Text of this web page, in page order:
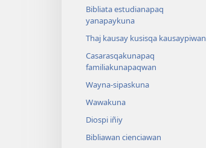
Bibliata estudianapaq
yanapaykuna
Thaj kausay kusisqa kausaypiwan
Casarasqakunapaq
familiakunapaqwan
Wayna-sipaskuna
Wawakuna
Diospi iñiy
Bibliawan cienciawan